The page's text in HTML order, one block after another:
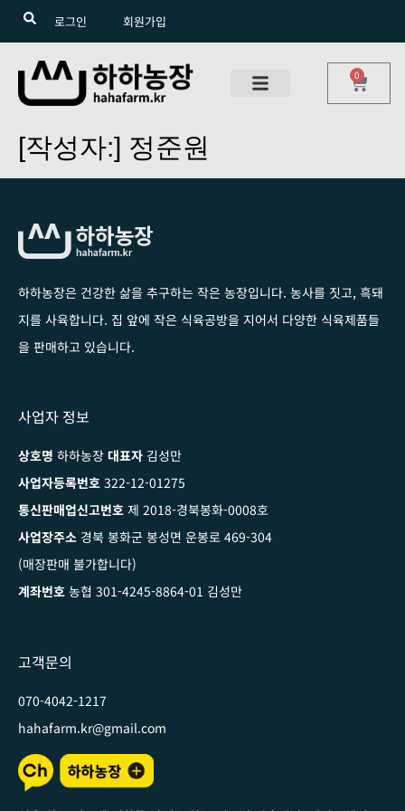
로그인 회원가입
0
[작성자:] 정준원
하하농장은 건강한 삶을 추구하는 작은 농장입니다. 농사를 짓고, 흑돼
지를 사육합니다. 집 앞에 작은 식육공방을 지어서 다양한 식육제품들
을 판매하고 있습니다.
사업자 정보
상호명 하하농장 대표자 김성만
사업자등록번호 322-12-01275
통신판매업신고번호 제 2018-경북봉화-0008호
사업장주소 경북 봉화군 봉성면 운봉로 469-304
(매장판매 불가합니다)
계좌번호 농협 301-4245-8864-01 김성만
고객문의
070-4042-1217
hahafarm.kr@gmail.com